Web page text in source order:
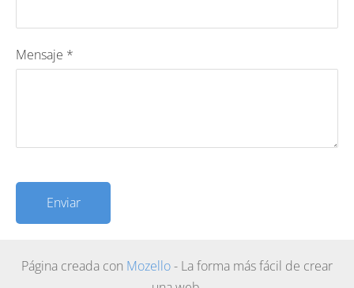
Mensaje *
Página creada con Mozello- La forma más fácil de crear